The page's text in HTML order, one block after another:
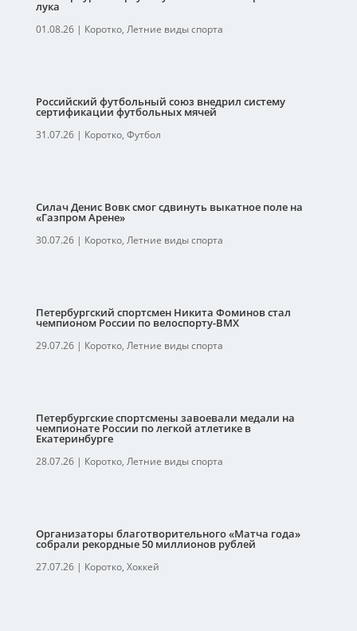
лука
01.08.26| Коротко, Летние виды спорта
Российский футбольный союз внедрил систему
сертификации футбольных мячей
31.07.26| Коротко, Футбол
Силач Денис Вовк смог сдвинуть выкатное поле на
«Газпром Арене»
30.07.26| Коротко, Летние виды спорта
Петербургский спортсмен Никита Фоминов стал
чемпионом России по велоспорту-ВМХ
29.07.26| Коротко, Летние виды спорта
Петербургские спортсмены завоевали медали на
чемпионате России по легкой атлетике в
Екатеринбурге
28.07.26| Коротко, Летние виды спорта
Организаторы благотворительного «Матча года»
собрали рекордные 50 миллионов рублей
27.07.26| Коротко, Хоккей